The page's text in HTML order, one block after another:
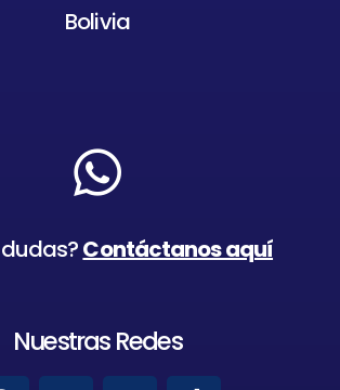
Bolivia
Contáctanos aquí
Nuestras Redes